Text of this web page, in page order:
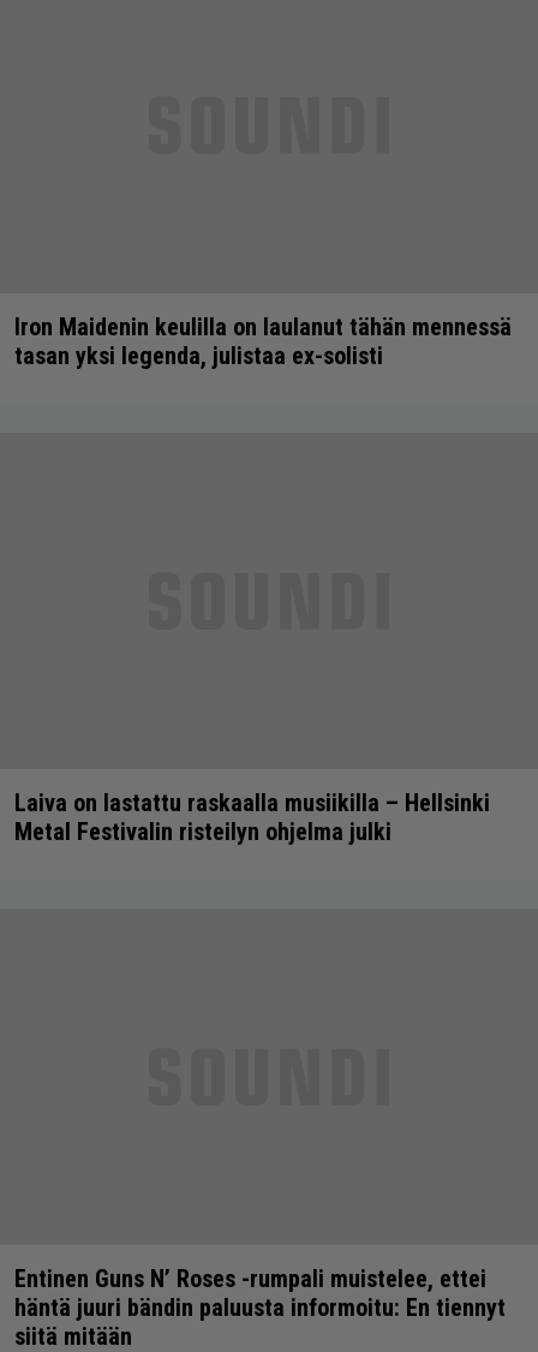
Iron Maidenin keulilla on laulanut tähän mennessä
tasan yksi legenda, julistaa ex-solisti
Laiva on lastattu raskaalla musiikilla – Hellsinki
Metal Festivalin risteilyn ohjelma julki
Entinen Guns N’ Roses -rumpali muistelee, ettei
häntä juuri bändin paluusta informoitu: En tiennyt
siitä mitään